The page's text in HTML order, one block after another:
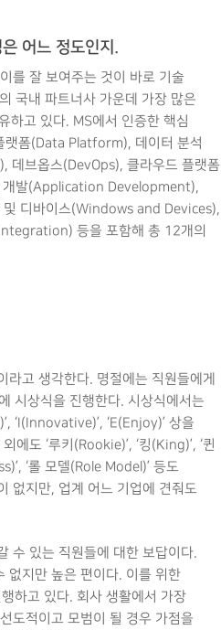
어느 정도인지.
를 잘 보여주는 것이 바로 기술
국내 파트너사 가운데 가장 많은
하고 있다. MS에서 인증한 핵심
랫폼(Data Platform), 데이터 분석
브옵스(DevOps), 클라우드 플랫폼
발(Application Development),
디바이스(Windows and Devices),
등을 포함해 총 12개의
고 생각한다. 명절에는 직원들에게
시상식을 진행한다. 시상식에서는
‘I(Innovative)’, ‘E(Enjoy)’ 상을
에도 ‘루키(Rookie)’, ‘킹(King)’, ‘퀸
‘롤 모델(Role Model)’ 등도
없지만, 업계 어느 기업에 견줘도
수 있는 직원들에 대한 보답이다.
없지만 높은 편이다. 이를 위한
하고 있다. 회사 생활에서 가장
도적이고 모범이 될 경우 가점을